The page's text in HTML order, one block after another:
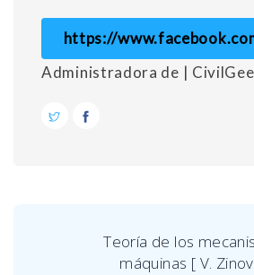
https://
Administradora de |
Teoría de los
máquinas [ V.